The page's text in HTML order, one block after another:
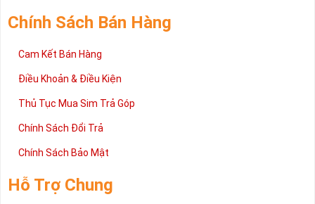
Chính Sách Bán Hàng
Cam Kết Bán Hàng
Điều Khoản & Điều Kiện
Thủ Tục Mua Sim Trả Góp
Chính Sách Đổi Trả
Chính Sách Bảo Mật
Hỗ Trợ Chung